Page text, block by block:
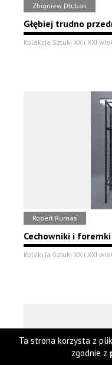
Zbigniew Dłubak
Głębiej trudno
Kolekcja Sztuki XX i XXI
Robert Rumas
Cechowniki i foremki
Kolekcja Sztuki XX i XXI
Ta strona korzysta z
zgodnie z